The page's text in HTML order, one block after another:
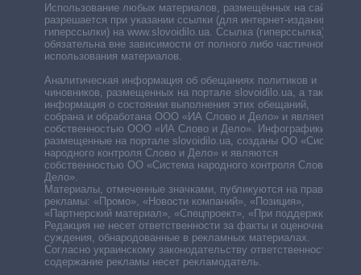
Использование любых материалов, размещённых на сайте,
разрешается при указании ссылки (для интернет-изданий —
гиперссылки) на www.slovoidilo.ua. Ссылка (гиперссылка)
обязательна вне зависимости от полного либо частичного
использования материалов.
Аналитическая информация об обещаниях политиков и
чиновников, размещенных на портале slovoidilo.ua, а также
информация о состоянии выполнения этих обещаний,
собрана и обработана ООО «ИА Слово и Дело» и является
собственностью ООО «ИА Слово и Дело». Инфографики,
размещенные на портале slovoidilo.ua, созданы ОО «Система
народного контроля Слово и Дело» и являются
собственностью ОО «Система народного контроля Слово и
Дело».
Материалы, отмеченные значками, публикуются на правах
рекламы: «Промо», «Новости компаний», «Позиция»,
«Партнерский материал», «Спецпроект», «При поддержке».
Редакция не несет ответственности за факты и оценочные
суждения, обнародованные в рекламных материалах.
Согласно украинскому законодательству ответственность за
содержание рекламы несет рекламодатель.